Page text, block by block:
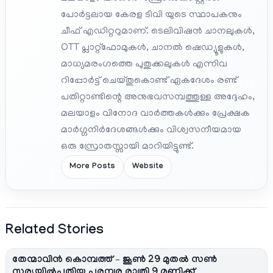
പോർട്ടലായ കേരള ടിവി യുടെ സ്ഥാപകനും
ചീഫ് എഡിറ്ററുമാണ്. ടെലിവിഷൻ ചാനലുകൾ,
OTT പ്ലാറ്റ്‌ഫോമുകൾ, ചാനൽ ഷെഡ്യൂളുകൾ,
മാധ്യമരംഗത്തെ പുതുക്കലുകൾ എന്നിവ
റിപ്പോർട്ട് ചെയ്തുകൊണ്ട് ഏകദേശം രണ്ട്
പതിറ്റാണ്ടിന്റെ അനുഭവസമ്പത്തുള്ള അദ്ദേഹം,
മലയാളം വിനോദ വാർത്തകൾക്കും പ്രേക്ഷക
മാർഗ്ഗനിർദേശങ്ങൾക്കും വിശ്വസനീയമായ
ഒരു സ്രോതസ്സായി മാറിയിട്ടുണ്ട്.
More Posts Website
Related Stories
തേന്മാവിൻ കൊമ്പത്ത് – ജൂൺ 29 മുതൽ സൺ